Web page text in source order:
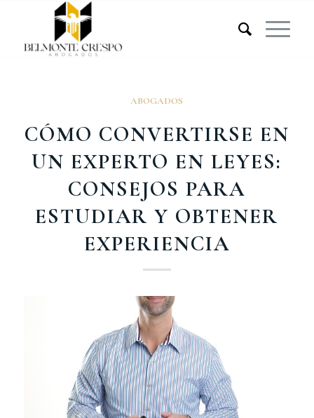
ABOGADOS
CÓMO CONVERTIRSE EN
UN EXPERTO EN LEYES:
CONSEJOS PARA
ESTUDIAR Y OBTENER
EXPERIENCIA